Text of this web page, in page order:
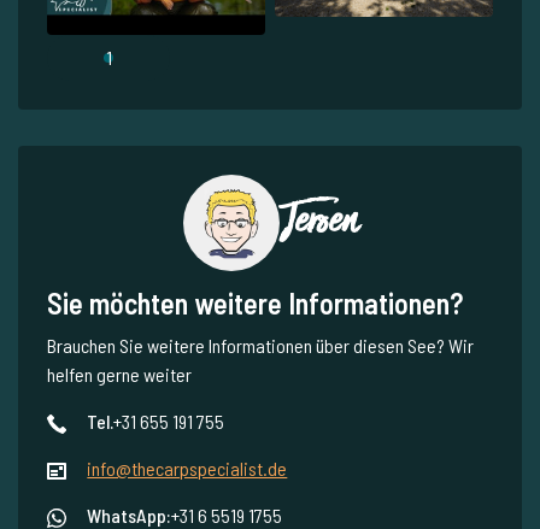
1
Jeroen
Sie möchten weitere Informationen?
Brauchen Sie weitere Informationen über diesen See? Wir
helfen gerne weiter
Tel.+31 655 191 755
info@thecarpspecialist.de
WhatsApp:+31 6 5519 1755